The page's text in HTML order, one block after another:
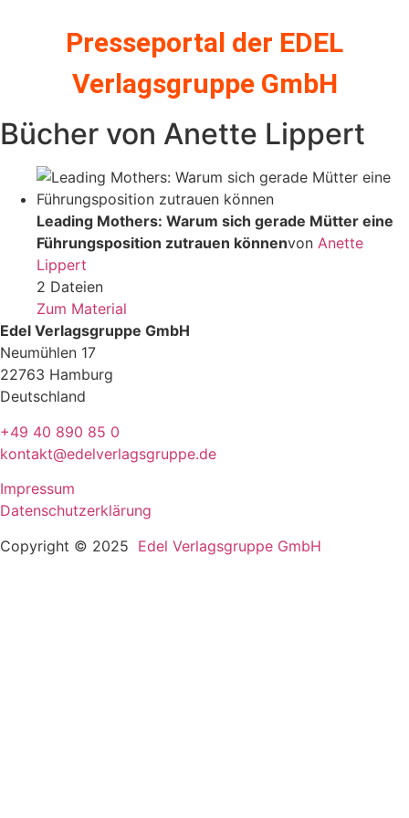
Presseportal der EDEL
Verlagsgruppe GmbH
Bücher von Anette Lippert
Leading Mothers: Warum sich gerade Mütter eine
Führungsposition zutrauen könnenvon Anette
Lippert
2 Dateien
Zum Material
Edel Verlagsgruppe GmbH
Neumühlen 17
22763 Hamburg
Deutschland
+49 40 890 85 0
kontakt@edelverlagsgruppe.de
Impressum
Datenschutzerklärung
Copyright © 2025 Edel Verlagsgruppe GmbH